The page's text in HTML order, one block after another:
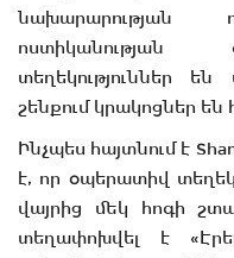
նախարարության
ոստիկանության
տեղեկություններ
շենքում կրակոցներ են
Ինչպես հայտնում է
է, որ օպերատիվ
վայրից մեկ հոգի
տեղափոխվել է